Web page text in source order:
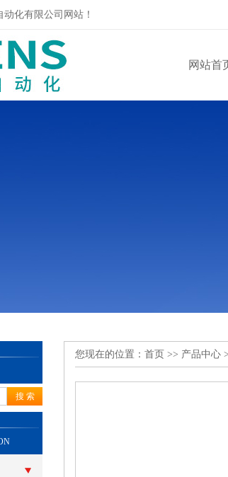
化有限公司网站！
网站首
您现在的位置： 首页 >> 产品中心